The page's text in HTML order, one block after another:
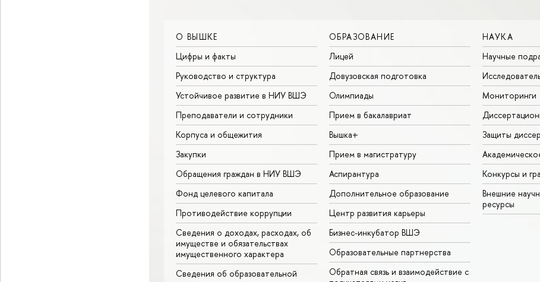
О ВЫШКЕ
Цифры и факты
Руководство и структура
Устойчивое развитие в НИУ ВШЭ
Преподаватели и сотрудники
Корпуса и общежития
Закупки
Обращения граждан в НИУ ВШЭ
Фонд целевого капитала
Противодействие коррупции
Сведения о доходах, расходах, об
имуществе и обязательствах
имущественного характера
Сведения об образовательной
ОБРАЗОВАНИЕ
Лицей
Довузовская подготовка
Олимпиады
Прием в бакалавриат
Вышка+
Прием в магистратуру
Аспирантура
Дополнительное образование
Центр развития карьеры
Бизнес-инкубатор ВШЭ
Образовательные партнерства
Обратная связь и взаимодействие с
НАУКА
Научные
Мониторинги
Защиты
Конкурсы и
Внешние
ресурсы